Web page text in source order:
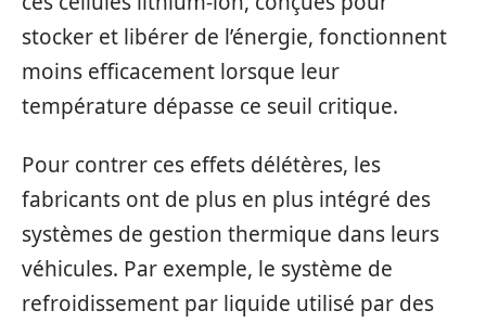
stocker et libérer de l’énergie, fonctionnent
moins efficacement lorsque leur
température dépasse ce seuil critique.
Pour contrer ces effets délétères, les
fabricants ont de plus en plus intégré des
systèmes de gestion thermique dans leurs
véhicules. Par exemple, le système de
refroidissement par liquide utilisé par des